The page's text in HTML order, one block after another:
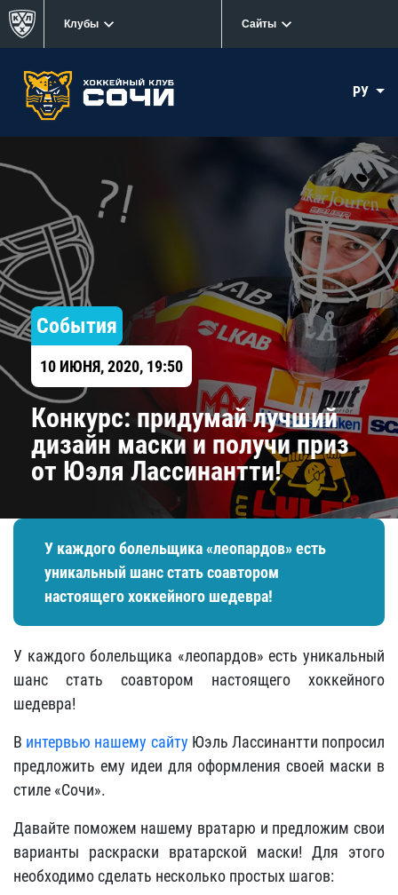
Клубы Сайты
РУ
События
10 ИЮНЯ, 2020, 19:50
Конкурс: придумай лучший
дизайн маски и получи приз
от Юэля Лассинантти!
У каждого болельщика «леопардов» есть
уникальный шанс стать соавтором
настоящего хоккейного шедевра!
У каждого болельщика «леопардов» есть уникальный
шанс стать соавтором настоящего хоккейного
шедевра!
В интервью нашему сайту Юэль Лассинантти попросил
предложить ему идеи для оформления своей маски в
стиле «Сочи».
Давайте поможем нашему вратарю и предложим свои
варианты раскраски вратарской маски! Для этого
необходимо сделать несколько простых шагов: